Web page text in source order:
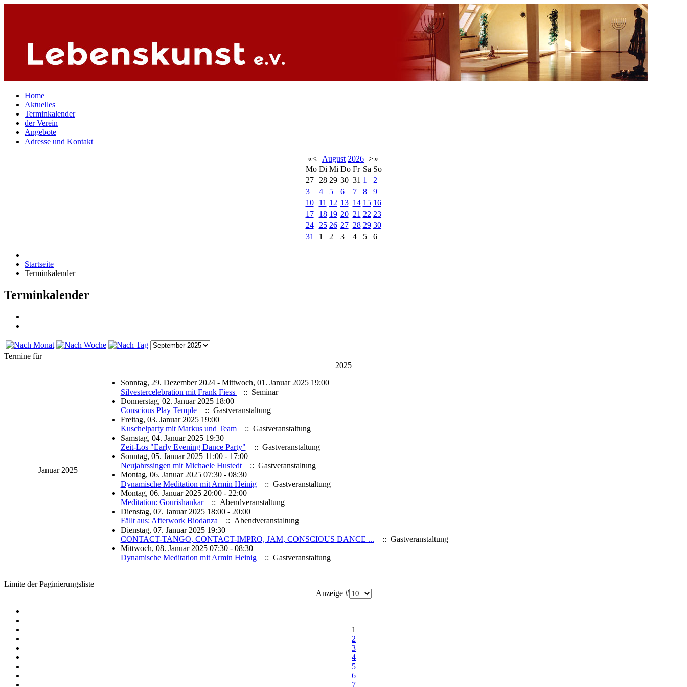
Home
Aktuelles
Terminkalender
der Verein
Angebote
Adresse und Kontakt
«< August 2026 >»
Mo Di Mi Do Fr Sa So
27
28 29 30 31 1
2
3
4 5 6 7 8
9
10
11 12 13 14 15 16
17
18 19 20 21 22 23
24
25 26 27 28 29 30
31
1 2 3 4 5 6
Startseite
Terminkalender
Terminkalender
Termine für
2025
Januar 2025
Sonntag, 29. Dezember 2024 - Mittwoch, 01. Januar 2025 19:00
Silvestercelebration mit Frank Fiess
:: Seminar
Donnerstag, 02. Januar 2025 18:00
Conscious Play Temple
:: Gastveranstaltung
Freitag, 03. Januar 2025 19:00
Kuschelparty mit Markus und Team
:: Gastveranstaltung
Samstag, 04. Januar 2025 19:30
Zeit-Los "Early Evening Dance Party"
:: Gastveranstaltung
Sonntag, 05. Januar 2025 11:00 - 17:00
Neujahrssingen mit Michaele Hustedt
:: Gastveranstaltung
Montag, 06. Januar 2025 07:30 - 08:30
Dynamische Meditation mit Armin Heinig
:: Gastveranstaltung
Montag, 06. Januar 2025 20:00 - 22:00
Meditation: Gourishankar
:: Abendveranstaltung
Dienstag, 07. Januar 2025 18:00 - 20:00
Fällt aus: Afterwork Biodanza
:: Abendveranstaltung
Dienstag, 07. Januar 2025 19:30
CONTACT-TANGO, CONTACT-IMPRO, JAM, CONSCIOUS DANCE ...
:: Gastveranstaltung
Mittwoch, 08. Januar 2025 07:30 - 08:30
Dynamische Meditation mit Armin Heinig
:: Gastveranstaltung
Limite der Paginierungsliste
Anzeige #
1
2
3
4
5
6
7